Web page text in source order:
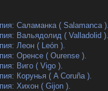
Саламанка ( Salamanca
Вальядолид ( Valladolid ).
Леон ( León ).
Оренсе ( Ourense ).
Виго ( Vigo ).
Корунья ( A Coruña ).
Хихон ( Gijon ).